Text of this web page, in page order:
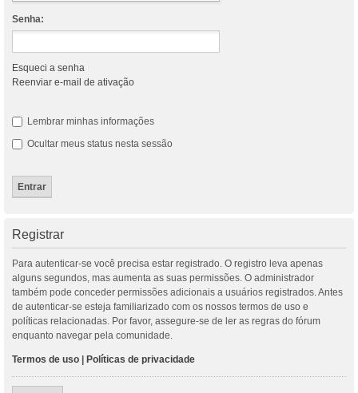
Senha:
Esqueci a senha
Reenviar e-mail de ativação
Lembrar minhas informações
Ocultar meus status nesta sessão
Registrar
Para autenticar-se você precisa estar registrado. O registro leva apenas
alguns segundos, mas aumenta as suas permissões. O administrador
também pode conceder permissões adicionais a usuários registrados. Antes
de autenticar-se esteja familiarizado com os nossos termos de uso e
políticas relacionadas. Por favor, assegure-se de ler as regras do fórum
enquanto navegar pela comunidade.
Termos de uso Políticas de privacidade